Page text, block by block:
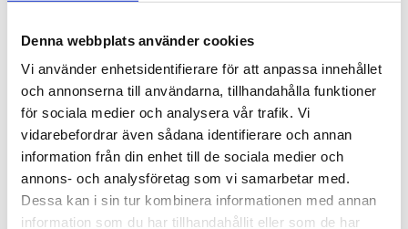
Denna webbplats använder cookies
Vi använder enhetsidentifierare för att anpassa innehållet
och annonserna till användarna, tillhandahålla funktioner
för sociala medier och analysera vår trafik. Vi
vidarebefordrar även sådana identifierare och annan
information från din enhet till de sociala medier och
annons- och analysföretag som vi samarbetar med.
Dessa kan i sin tur kombinera informationen med annan
information som du har tillhandahållit eller som de har
Storsäljande
takcykelhållare
2 395 kr
2 595 kr
Horisontell kajakhållare
1 495
3 145 kr